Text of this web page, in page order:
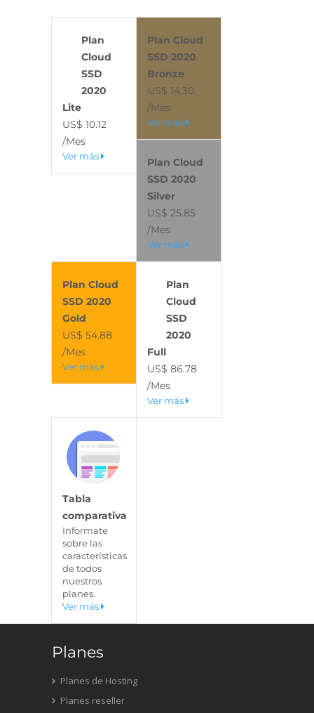
Plan
Cloud
SSD
2020
Lite
US$ 10.12
/Mes
Ver más
Plan Cloud
SSD 2020
Bronze
US$ 14.30
/Mes
Ver más
Plan Cloud
SSD 2020
Silver
US$ 25.85
/Mes
Ver más
Plan Cloud
SSD 2020
Gold
US$ 54.88
/Mes
Ver más
Plan
Cloud
SSD
2020
Full
US$ 86.78
/Mes
Ver más
Tabla
comparativa
Informate
sobre las
características
de todos
nuestros
planes.
Ver más
Planes
Planes de Hosting
Planes reseller